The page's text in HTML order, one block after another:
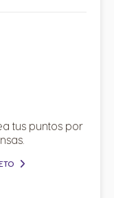
tus puntos por